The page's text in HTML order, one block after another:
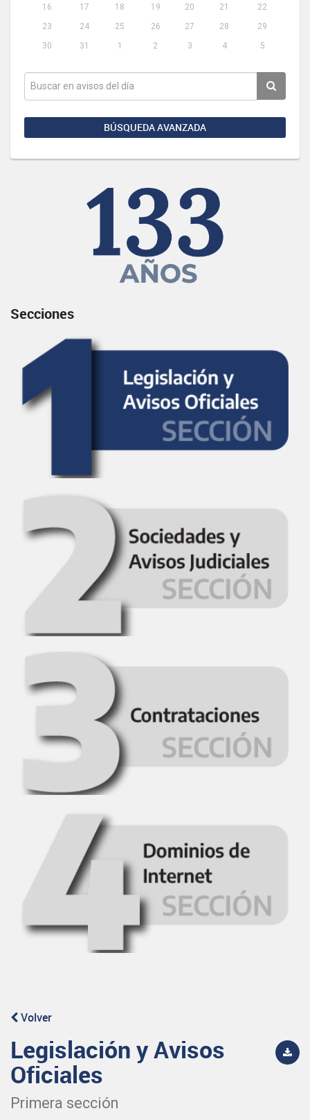
16
17 18 19 20 21
22
23
24 25 26 27 28
29
30
31 1 2 3 4 5
BÚSQUEDA AVANZADA
Secciones
Volver
Legislación y Avisos
Oficiales
Primera sección